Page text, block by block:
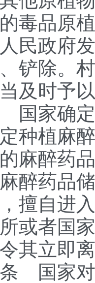
毒品原
政府发
铲除。
及时予
确定
种植麻
醉药品
醉药品
自进入
或者国
其立即
家对